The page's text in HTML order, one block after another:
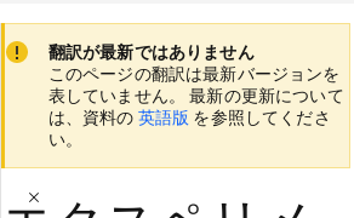
翻訳が最新ではありません
このページの翻訳は最新バージョンを
表していません。 最新の更新について
は、資料の 英語版 を参照してくださ
い。